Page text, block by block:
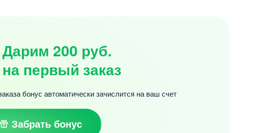
Дарим 200 руб.
на первый заказ
бонус автоматически зачислится на ваш счет
Забрать бонус